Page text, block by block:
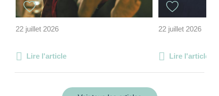
22 juillet 2026
Lire l'article
22 juillet 2026
Lire l'article